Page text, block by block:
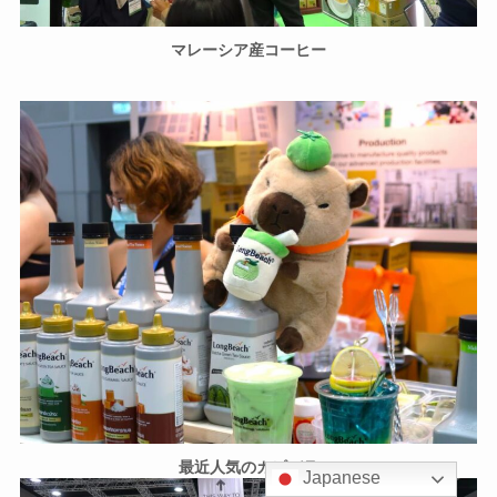
マレーシア産コーヒー
最近人気のカピバラ
Japanese